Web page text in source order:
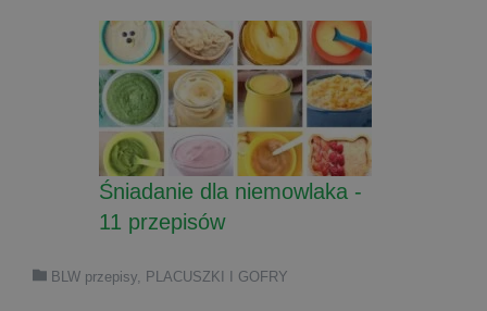
Śniadanie dla niemowlaka -
11 przepisów
BLW przepisy, PLACUSZKI I GOFRY